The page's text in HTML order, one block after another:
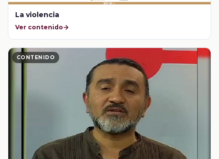
La violencia
Ver contenido
CONTENIDO